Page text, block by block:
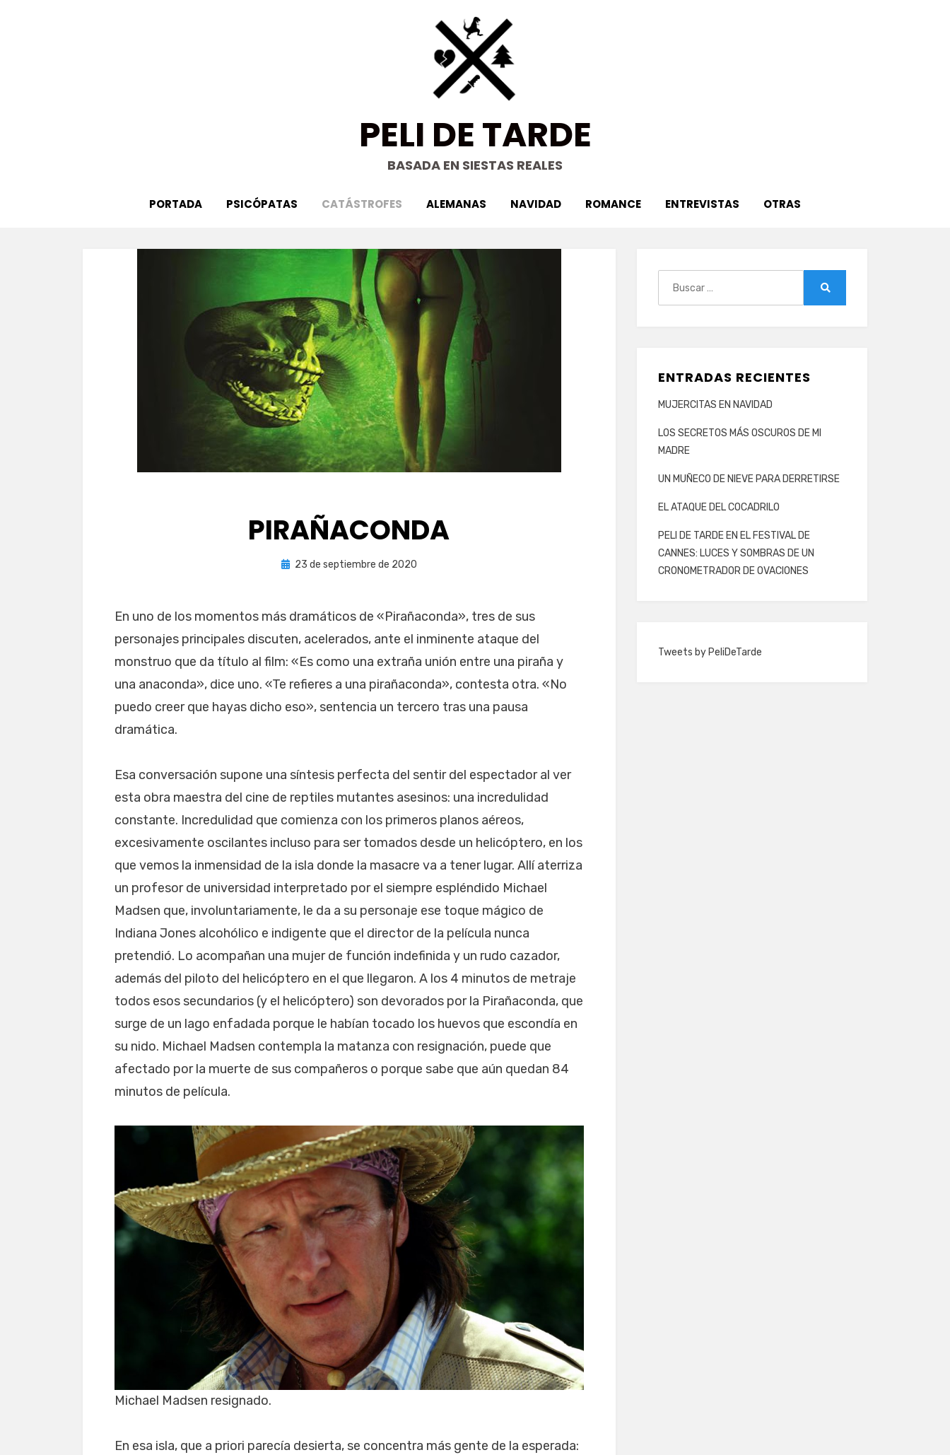
PELI DE TARDE
BASADA EN SIESTAS REALES
PORTADA PSICÓPATAS CATÁSTROFES ALEMANAS NAVIDAD ROMANCE ENTREVISTAS OTRAS
PIRAÑACONDA
porPeliDeTarde
Publicada
23 de septiembre de 2020
En uno de los momentos más dramáticos de «Pirañaconda», tres de sus
personajes principales discuten, acelerados, ante el inminente ataque del
monstruo que da título al film: «Es como una extraña unión entre una piraña y
una anaconda», dice uno. «Te refieres a una pirañaconda», contesta otra. «No
puedo creer que hayas dicho eso», sentencia un tercero tras una pausa
dramática.
Esa conversación supone una síntesis perfecta del sentir del espectador al ver
esta obra maestra del cine de reptiles mutantes asesinos: una incredulidad
constante. Incredulidad que comienza con los primeros planos aéreos,
excesivamente oscilantes incluso para ser tomados desde un helicóptero, en los
que vemos la inmensidad de la isla donde la masacre va a tener lugar. Allí aterriza
un profesor de universidad interpretado por el siempre espléndido Michael
Madsen que, involuntariamente, le da a su personaje ese toque mágico de
Indiana Jones alcohólico e indigente que el director de la película nunca
pretendió. Lo acompañan una mujer de función indefinida y un rudo cazador,
además del piloto del helicóptero en el que llegaron. A los 4 minutos de metraje
todos esos secundarios (y el helicóptero) son devorados por la Pirañaconda, que
surge de un lago enfadada porque le habían tocado los huevos que escondía en
su nido. Michael Madsen contempla la matanza con resignación, puede que
afectado por la muerte de sus compañeros o porque sabe que aún quedan 84
minutos de película.
Michael Madsen resignado.
En esa isla, que a priori parecía desierta, se concentra más gente de la esperada:
ENTRADAS RECIENTES
MUJERCITAS EN NAVIDAD
LOS SECRETOS MÁS OSCUROS DE MI
MADRE
UN MUÑECO DE NIEVE PARA DERRETIRSE
EL ATAQUE DEL COCADRILO
PELI DE TARDE EN EL FESTIVAL DE
CANNES: LUCES Y SOMBRAS DE UN
CRONOMETRADOR DE OVACIONES
Tweets by PeliDeTarde